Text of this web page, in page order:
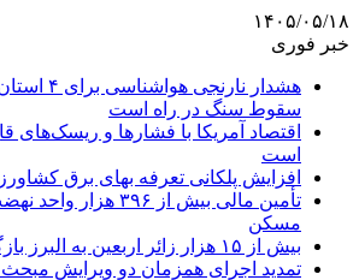
۱۴۰۵/۰۵/۱۸
خبر فوری
هشدار
سقوط سنگ در راه است
اقتصاد آمریکا با فشارها و ریسک‌های
است
افزایش پلکانی تعرفه بهای برق
تأمین مالی بیش از ۳۹۶
مسکن
بیش از ۱۵ هزار زائر اربعین به البرز بازگشتند